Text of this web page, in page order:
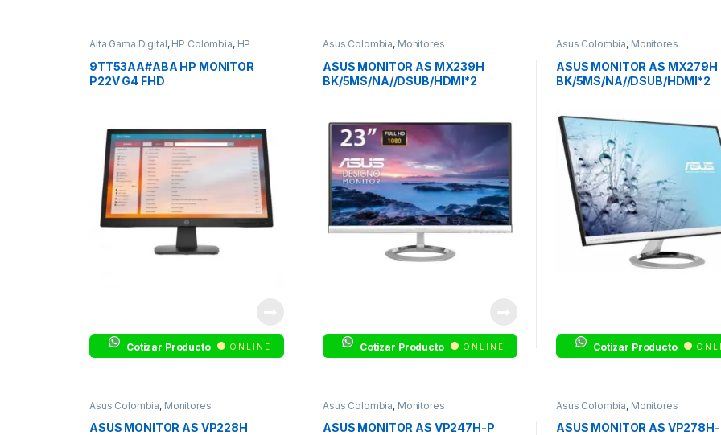
Alta Gama Digital, HP Colombia, HP
Monitores
9TT53AA#ABA HP MONITOR
P22V G4 FHD
Cotizar Producto ONLINE
Asus Colombia, Monitores
ASUS MONITOR AS MX239H
BK/5MS/NA//DSUB/HDMI*2
Cotizar Producto ONLINE
Asus Colombia, Monitores
ASUS MONITOR AS MX279H
BK/5MS/NA//DSUB/HDMI*2
Cotizar Producto
Asus Colombia, Monitores
ASUS MONITOR AS VP228H
Asus Colombia, Monitores
ASUS MONITOR AS VP247H-P
Asus Colombia, Monitores
ASUS MONITOR AS